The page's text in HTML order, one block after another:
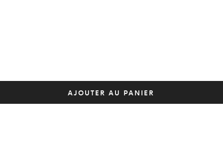
AJOUTER AU PANIER